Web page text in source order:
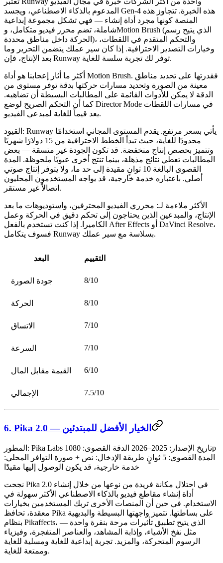
المدعوم بالذكاء الاصطناعي، ويجسد Gen-4 هذه الخبرة. تتجاوز هذه
المنصة كونها مجرد أداة إنشاء — فهي تشكل مجموعة إبداعية
شاملة، تضم محرر فيديو متكامل، وMotion Brush (الذي يتيح رسم
الحركة داخل مناطق محددة)، والتحكم المتقدم في اللقطات،
وخيارات التصدير الاحترافية. إذا كان سير عملك يتضمن التحرير وما
بعد الإنتاج، فإن Runway توفر لك تجربة سلسة للغاية.
أكثر ما أثار إعجابنا هو أداة Motion Brush. فقدرتها على تحديد مناطق
معينة من الصورة وتحديد مسارات حركتها بدقة توفر مستوى من
الدقة لا يمكن للأدوات القائمة على المطالبات البسيطة أن تضاهيه.
كما أن التحكم الصريح لوضع Director Mode في مسارات اللقطات
يعد قيماً للغاية لمبدعي الفيديو.
القيود: Runway يأتي بسعر مرتفع. يقدم المستوى المجاني استخدامًا
محدودًا للغاية، حيث تبدأ الخطط الاحترافية من 15 دولارًا شهريًا
وتتميز بحصص إنتاج منخفضة. قد تكون الجودة غير متسقة — بعض
المطالبات تعطي نتائج مذهلة، بينما تنتج أخرى عيوبًا ملحوظة. المدة
القصوى البالغة 10 ثوانٍ مقيدة إلى حد ما، ولا يتوفر إنتاج صوتي
أصلي. باعتباره خدمة خارجية، قد يواجه المستخدمون المحليون
اتصالاً غير مستقر.
الأكثر ملاءمة لـ: محرري الفيديو المحترفين، واستوديوهات ما بعد
الإنتاج، والمبدعين الذين يحتاجون إلى تحكم دقيق في الحركة وعمل
الكاميرا. إذا كنت تستخدم بالفعل After Effects أو DaVinci Resolve،
فسوف يتكامل Runway بسلاسة مع سير عملك.
البعد التقييم
جودة الصورة 8/10
الحركة 8/10
الاتساق 7/10
السرعة 7/10
القيمة مقابل المال 6/10
الإجمالي 7.5/10
6. Pika 2.0 — الخيار الأفضل للمبتدئين
المطور: Pika Labs تاريخ الإصدار: الدقة القصوى:
1080p
المدة القصوى:
طريقة الإدخال: نص + صورة التوافر المحلي:
خدمة خارجية، قد يكون الوصول إليها مقيدًا
نجحت Pika 2.0 في احتلال مكانة فريدة من نوعها من خلال إنشاء
أداة إنشاء مقاطع فيديو بالذكاء الاصطناعي الأكثر سهولة في
الاستخدام. في حين أن المنصات الأخرى تربك المستخدمين بخيارات
معقدة، تحافظ Pika على بساطتها. تتميز واجهتها البسيطة والبديهية
Pikaffects، الذي يتيح تطبيق تأثيرات مرحة بنقرة واحدة —
مثل نفخ الأشياء، وإذابة المشاهد، والعناصر المتفجرة، وفيزياء
الرسوم المتحركة، والمزيد. تجربة إبداعية للغاية ومسلية للغاية
وممتعة للغاية.